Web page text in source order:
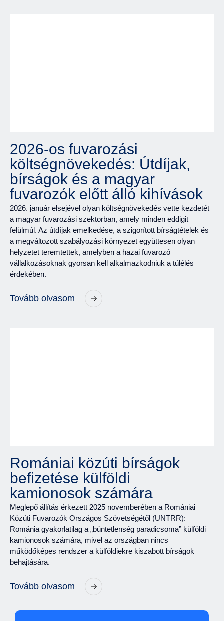
2026-os fuvarozási
költségnövekedés: Útdíjak,
bírságok és a magyar
fuvarozók előtt álló kihívások
2026. január elsejével olyan költségnövekedés vette kezdetét
a magyar fuvarozási szektorban, amely minden eddigit
felülmúl. Az útdíjak emelkedése, a szigorított bírságtételek és
a megváltozott szabályozási környezet együttesen olyan
helyzetet teremtettek, amelyben a hazai fuvarozó
vállalkozásoknak gyorsan kell alkalmazkodniuk a túlélés
érdekében.
Tovább olvasom
Romániai közúti bírságok
befizetése külföldi
kamionosok számára
Meglepő állítás érkezett 2025 novemberében a Romániai
Közúti Fuvarozók Országos Szövetségétől (UNTRR):
Románia gyakorlatilag a „büntetlenség paradicsoma” külföldi
kamionosok számára, mivel az országban nincs
működőképes rendszer a külföldiekre kiszabott bírságok
behajtására.
Tovább olvasom